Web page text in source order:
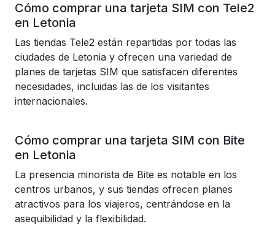
Cómo comprar una tarjeta SIM con Tele2
en Letonia
Las tiendas Tele2 están repartidas por todas las
ciudades de Letonia y ofrecen una variedad de
planes de tarjetas SIM que satisfacen diferentes
necesidades, incluidas las de los visitantes
internacionales.
Cómo comprar una tarjeta SIM con Bite
en Letonia
La presencia minorista de Bite es notable en los
centros urbanos, y sus tiendas ofrecen planes
atractivos para los viajeros, centrándose en la
asequibilidad y la flexibilidad.